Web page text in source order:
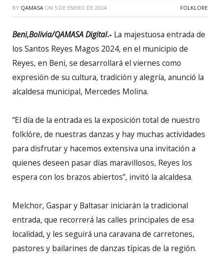
BY QAMASA ON 5 DE ENERO DE 2024 FOLKLORE
Beni,Bolivia/QAMASA Digital.- La majestuosa entrada de
los Santos Reyes Magos 2024, en el municipio de
Reyes, en Beni, se desarrollará el viernes como
expresión de su cultura, tradición y alegría, anunció la
alcaldesa municipal, Mercedes Molina.
“El día de la entrada es la exposición total de nuestro
folklóre, de nuestras danzas y hay muchas actividades
para disfrutar y hacemos extensiva una invitación a
quienes deseen pasar días maravillosos, Reyes los
espera con los brazos abiertos”, invitó la alcaldesa.
Melchor, Gaspar y Baltasar iniciarán la tradicional
entrada, que recorrerá las calles principales de esa
localidad, y les seguirá una caravana de carretones,
pastores y bailarines de danzas típicas de la región.